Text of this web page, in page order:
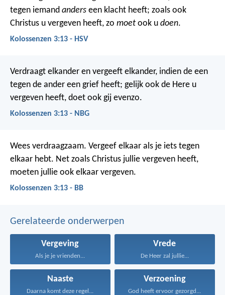
tegen iemand anders een klacht heeft; zoals ook
Christus u vergeven heeft, zo moet ook u doen.
Kolossenzen 3:13 - HSV
Verdraagt elkander en vergeeft elkander, indien de een
tegen de ander een grief heeft; gelijk ook de Here u
vergeven heeft, doet ook gij evenzo.
Kolossenzen 3:13 - NBG
Wees verdraagzaam. Vergeef elkaar als je iets tegen
elkaar hebt. Net zoals Christus jullie vergeven heeft,
moeten jullie ook elkaar vergeven.
Kolossenzen 3:13 - BB
Gerelateerde onderwerpen
Vergeving
Als je je vrienden...
Vrede
De Heer zal jullie...
Naaste
Daarna komt deze regel...
Verzoening
God heeft ervoor gezorgd...